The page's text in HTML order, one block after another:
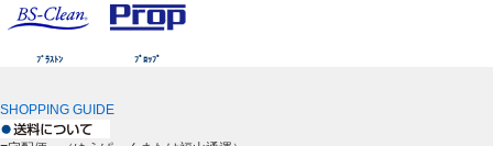
ﾌﾞﾗｽﾄﾝ ﾌﾟﾛｯﾌﾟ
SHOPPING GUIDE